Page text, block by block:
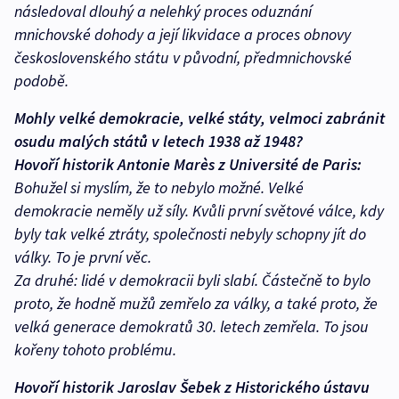
následoval dlouhý a nelehký proces oduznání
mnichovské dohody a její likvidace a proces obnovy
československého státu v původní, předmnichovské
podobě.
Mohly velké demokracie, velké státy, velmoci zabránit
osudu malých států v letech 1938 až 1948?
Hovoří historik Antonie Marès z Université de Paris:
Bohužel si myslím, že to nebylo možné. Velké
demokracie neměly už síly. Kvůli první světové válce, kdy
byly tak velké ztráty, společnosti nebyly schopny jít do
války. To je první věc.
Za druhé: lidé v demokracii byli slabí. Částečně to bylo
proto, že hodně mužů zemřelo za války, a také proto, že
velká generace demokratů 30. letech zemřela. To jsou
kořeny tohoto problému.
Hovoří historik Jaroslav Šebek z Historického ústavu